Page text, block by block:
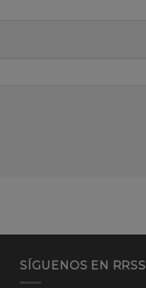
SÍGUENOS EN RRSS